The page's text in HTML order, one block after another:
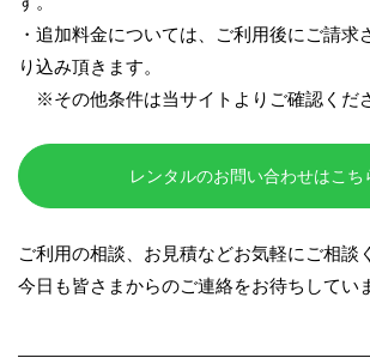
・追加料金については、ご利用後にご請求
り込み頂きます。
※その他条件は当サイトよりご確認くだ
レンタルのお問い合わせはこち
ご利用の相談、お見積などお気軽にご相談
今日も皆さまからのご連絡をお待ちしてい